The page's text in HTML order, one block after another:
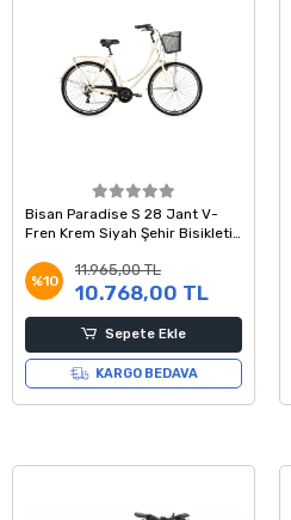
Bisan Paradise S 28 Jant V-
Fren Krem Siyah Şehir Bisikleti
%10
11.965,00 TL
10.768,00 TL
Sepete Ekle
KARGO BEDAVA